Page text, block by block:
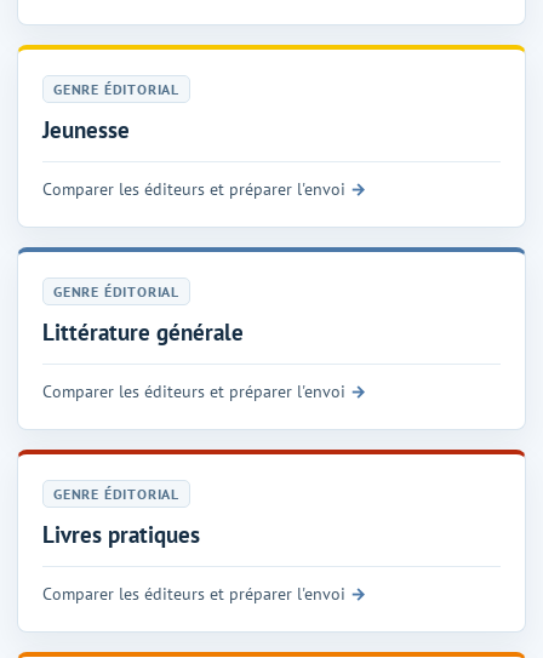
GENRE ÉDITORIAL
Jeunesse
Comparer les éditeurs et préparer l'envoi
GENRE ÉDITORIAL
Littérature générale
Comparer les éditeurs et préparer l'envoi
GENRE ÉDITORIAL
Livres pratiques
Comparer les éditeurs et préparer l'envoi